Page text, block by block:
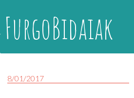
FurgoBidaiak
8/01/2017